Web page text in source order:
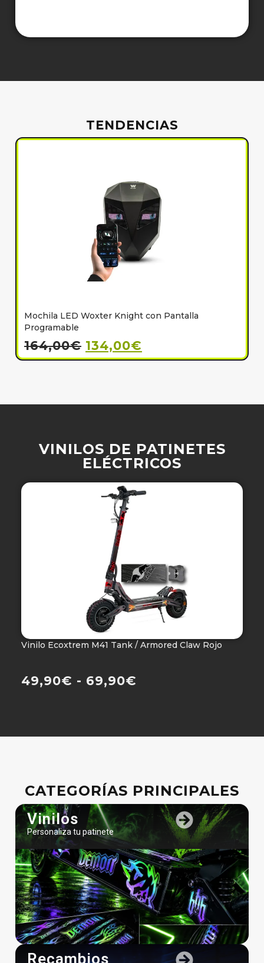
TENDENCIAS
Mochila LED Woxter Knight con Pantalla
Programable
164,00€ 134,00€
VINILOS DE PATINETES
ELÉCTRICOS
Vinilo Ecoxtrem M41 Tank / Armored Claw Rojo
49,90€ - 69,90€
CATEGORÍAS PRINCIPALES
Vinilos
Personaliza tu patinete
Recambios